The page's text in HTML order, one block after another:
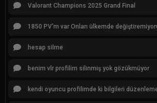
Valorant Champions 2025 Grand Final
1850 PV'm var Onları ülkemde
hesap silme
benim vlr profilim silinmiş yok gözükmüyor
kendi oyuncu profilimde ki bilgileri